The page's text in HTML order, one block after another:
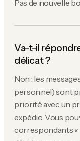
Pas de nouvelle
Va-t-il
délicat ?
Non : les
personnel) sont
priorité avec un
expédie. Vous
correspondants «